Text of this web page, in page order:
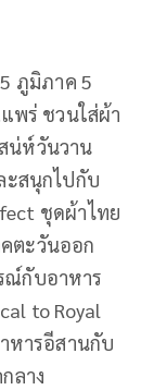
ภูมิภาค 5
พร่ ชวนใส่ผ้า
น่ห์วันวาน
ะสนุกไปกับ
ชุดผ้าไทย
ตะวันออก
ณ์กับอาหาร
to Royal
หารอีสานกับ
ลาง